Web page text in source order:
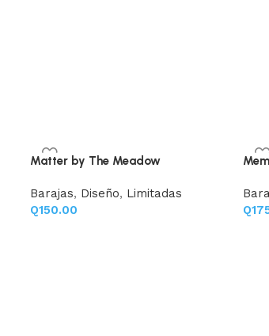
Matter by The Meadow
Barajas, Diseño, Limitadas
Q150.00
Q